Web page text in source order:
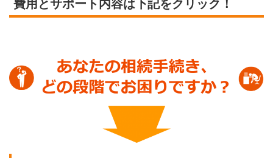
費用とサポート内容は下記をクリック！